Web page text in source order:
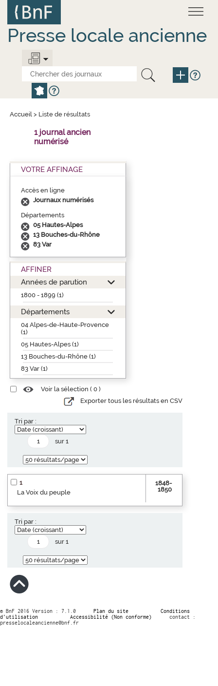
contenu
principal
Presse locale ancienne
Accueil > Liste de résultats
1 journal ancien
numérisé
VOTRE AFFINAGE
Accès en ligne
Journaux numérisés
Départements
05 Hautes-Alpes
13 Bouches-du-Rhône
83 Var
AFFINER
Années de parution
1800 - 1899 (1)
Départements
04 Alpes-de-Haute-Provence
(1)
05 Hautes-Alpes (1)
13 Bouches-du-Rhône (1)
83 Var (1)
Voir la sélection ( 0 )
Exporter tous les résultats en CSV
Tri par :
sur 1
1
La Voix du peuple
1848-
1850
Tri par :
sur 1
© BnF 2016 Version : 7.1.0 Plan du site
Conditions
d’utilisation
Accessibilité (Non conforme)
contact :
presselocaleancienne@bnf.fr
Panneau de gestion des cookies